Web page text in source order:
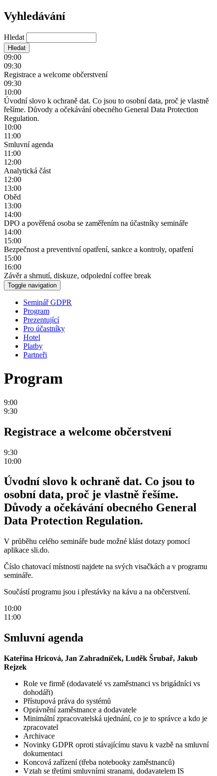
Vyhledávání
Hledat
09:00
09:30
Registrace a welcome občerstvení
09:30
10:00
Úvodní slovo k ochraně dat. Co jsou to osobní data, proč je vlastně
řešíme. Důvody a očekávání obecného General Data Protection
Regulation.
10:00
11:00
Smluvní agenda
11:00
12:00
Analytická část
12:00
13:00
Oběd
13:00
14:00
DPO a pověřená osoba se zaměřením na účastníky semináře
14:00
15:00
Bezpečnost a preventivní opatření, sankce a kontroly, opatření
15:00
16:00
Závěr a shrnutí, diskuze, odpolední coffee break
Toggle navigation
Seminář GDPR
Program
Prezentující
Pro účastníky
Hotel
Platby
Partneři
Program
9:00
9:30
Registrace a welcome občerstvení
9:30
10:00
Úvodní slovo k ochraně dat. Co jsou to
osobní data, proč je vlastně řešíme.
Důvody a očekávání obecného General
Data Protection Regulation.
V průběhu celého semináře bude možné klást dotazy pomocí
aplikace sli.do.
Číslo chatovací místnosti najdete na svých visačkách a v programu
semináře.
Součástí programu jsou i přestávky na kávu a na občerstvení.
10:00
11:00
Smluvní agenda
Kateřina Hricová, Jan Zahradníček, Luděk Šrubař, Jakub
Rejzek
Role ve firmě (dodavatelé vs zaměstnanci vs brigádníci vs
dohodáři)
Přístupová práva do systémů
Oprávnění zaměstnance a dodavatele
Minimální zpracovatelská ujednání, co je to správce a kdo je
zpracovatel
Archivace
Novinky GDPR oproti stávajícímu stavu k vazbě na smluvní
dokumentaci
Koncová zařízení (třeba notebooky zaměstnanců)
Vztah se třetími smluvními stranami, dodavatelem IS